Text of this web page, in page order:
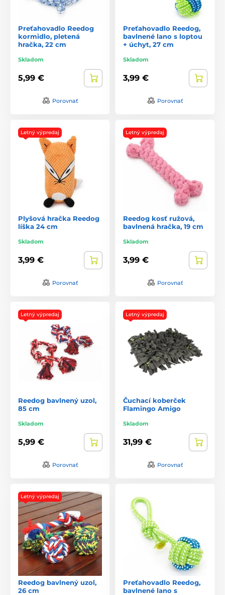
Preťahovadlo Reedog
kormidlo, pletená
hračka, 22 cm
Skladom
5,99 €
Porovnať
Preťahovadlo Reedog,
bavlnené lano s loptou
+ úchyt, 27 cm
Skladom
3,99 €
Porovnať
Letný výpredaj
Plyšová hračka Reedog
líška 24 cm
Skladom
3,99 €
Porovnať
Letný výpredaj
Reedog kosť ružová,
bavlnená hračka, 19 cm
Skladom
3,99 €
Porovnať
Letný výpredaj
Reedog bavlnený uzol,
85 cm
Skladom
5,99 €
Porovnať
Letný výpredaj
Čuchací koberček
Flamingo Amigo
Skladom
31,99 €
Porovnať
Letný výpredaj
Reedog bavlnený uzol,
26 cm
Preťahovadlo Reedog,
bavlnené lano s